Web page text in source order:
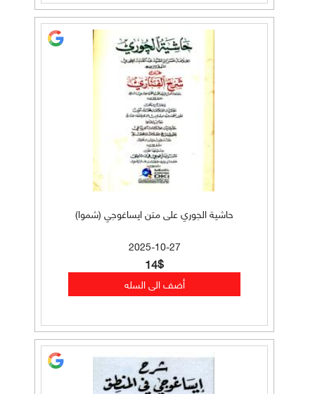
حاشية الجوري على متن ايساغوجي (شموا)
2025-10-27
14$